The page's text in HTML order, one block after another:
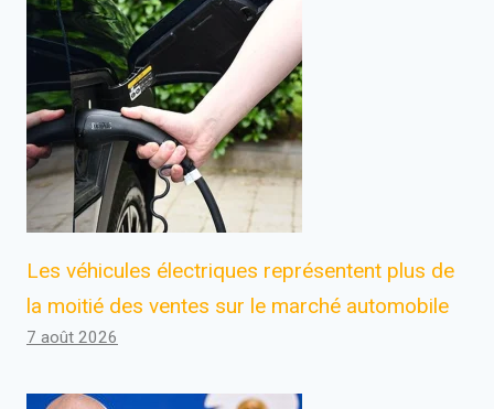
Les véhicules électriques représentent plus de
la moitié des ventes sur le marché automobile
7 août 2026